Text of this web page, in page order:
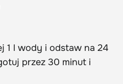
1 l wody i odstaw na 24
przez 30 minut i